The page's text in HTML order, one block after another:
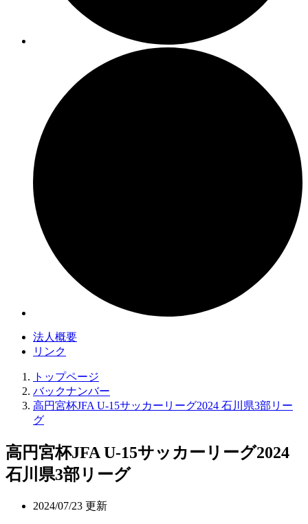
法人概要
リンク
トップページ
バックナンバー
高円宮杯JFA U-15サッカーリーグ2024 石川県3部リー
グ
高円宮杯JFA U-15サッカーリーグ2024
石川県3部リーグ
2024/07/23 更新